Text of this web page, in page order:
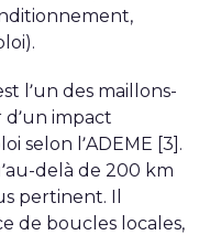
l’un des maillons-
d’un impact
selon l’ADEME [3].
delà de 200 km
pertinent. Il
de boucles locales,